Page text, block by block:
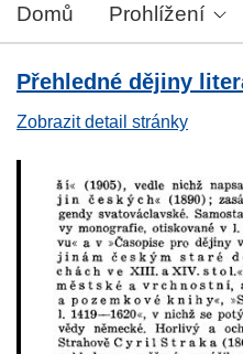
Domů Prohlížení
Přehledné dějiny
Zobrazit detail stránky